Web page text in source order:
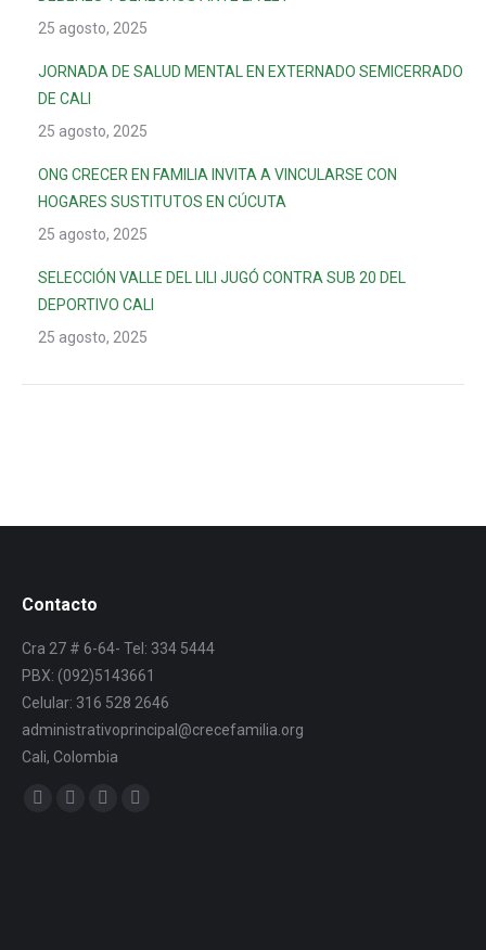
25 agosto, 2025
JORNADA DE SALUD MENTAL EN EXTERNADO SEMICERRADO
DE CALI
25 agosto, 2025
ONG CRECER EN FAMILIA INVITA A VINCULARSE CON
HOGARES SUSTITUTOS EN CÚCUTA
25 agosto, 2025
SELECCIÓN VALLE DEL LILI JUGÓ CONTRA SUB 20 DEL
DEPORTIVO CALI
25 agosto, 2025
Contacto
Cra 27 # 6-64- Tel: 334 5444
PBX: (092)5143661
Celular: 316 528 2646
administrativoprincipal@crecefamilia.org
Cali, Colombia
Find us on: